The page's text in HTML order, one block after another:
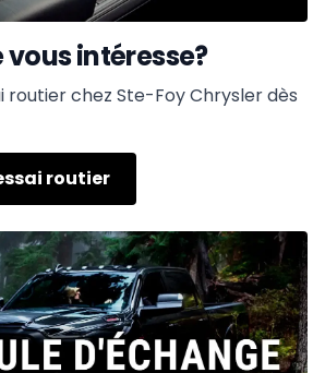
vous intéresse?
routier chez Ste-Foy Chrysler dès
routier